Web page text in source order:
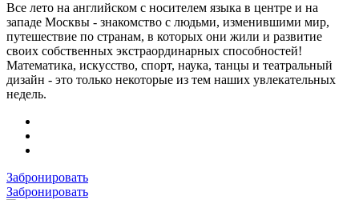
Все лето на английском с носителем языка в центре и на
западе Москвы - знакомство с людьми, изменившими мир,
путешествие по странам, в которых они жили и развитие
своих собственных экстраординарных способностей!
Математика, искусство, спорт, наука, танцы и театральный
дизайн - это только некоторые из тем наших увлекательных
недель.
Забронировать
Забронировать